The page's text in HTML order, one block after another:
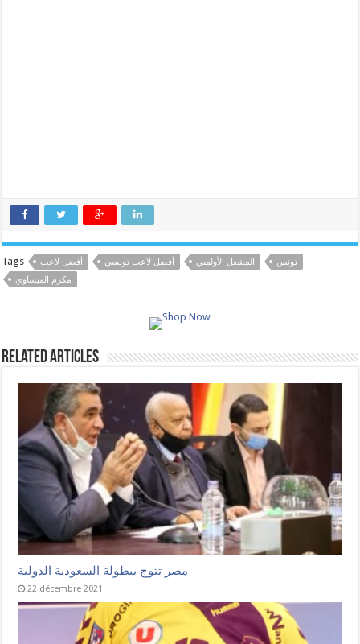
Tags أفضل لاعب أفضل لاعب تونسي المشعل الأولمبي
تونس
مكرم الميساوي
Related Articles
مصر تتوج ببطولة السعودية الدولية
22 décembre 2021